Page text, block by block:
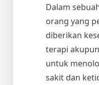
Dalam
orang yang
diberikan
terapi
untuk
sakit dan